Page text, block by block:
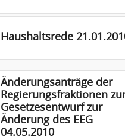
Haushaltsrede
Änderungsanträge der
Regierungsfraktionen
Gesetzesentwurf zur
Änderung des EEG
04.05.2010